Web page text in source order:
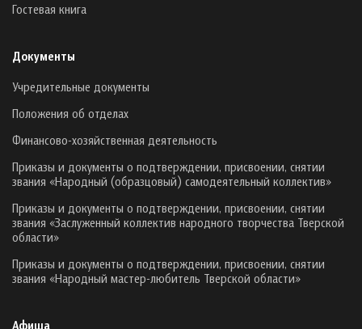
Гостевая книга
Документы
Учредительные документы
Положения об отделах
Финансово-хозяйственная деятельность
Приказы и документы о подтверждении, присвоении, снятии
звания «Народный (образцовый) самодеятельный коллектив»
Приказы и документы о подтверждении, присвоении, снятии
звания «Заслуженный коллектив народного творчества Тверской
области»
Приказы и документы о подтверждении, присвоении, снятии
звания «Народный мастер-любитель Тверской области»
Афиша